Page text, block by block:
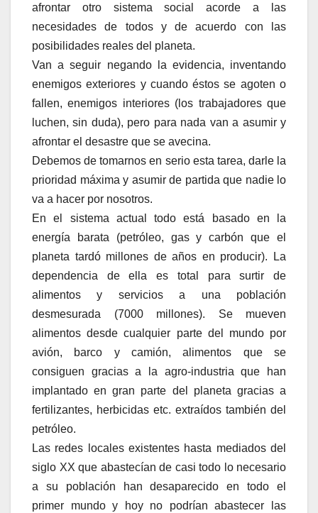
afrontar otro sistema social acorde a las
necesidades de todos y de acuerdo con las
posibilidades reales del planeta.
Van a seguir negando la evidencia, inventando
enemigos exteriores y cuando éstos se agoten o
fallen, enemigos interiores (los trabajadores que
luchen, sin duda), pero para nada van a asumir y
afrontar el desastre que se avecina.
Debemos de tomarnos en serio esta tarea, darle la
prioridad máxima y asumir de partida que nadie lo
va a hacer por nosotros.
En el sistema actual todo está basado en la
energía barata (petróleo, gas y carbón que el
planeta tardó millones de años en producir). La
dependencia de ella es total para surtir de
alimentos y servicios a una población
desmesurada (7000 millones). Se mueven
alimentos desde cualquier parte del mundo por
avión, barco y camión, alimentos que se
consiguen gracias a la agro-industria que han
implantado en gran parte del planeta gracias a
fertilizantes, herbicidas etc. extraídos también del
petróleo.
Las redes locales existentes hasta mediados del
siglo XX que abastecían de casi todo lo necesario
a su población han desaparecido en todo el
primer mundo y hoy no podrían abastecer las